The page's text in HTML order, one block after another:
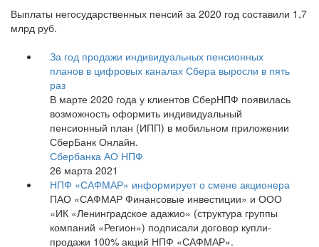
Выплаты негосударственных пенсий за 2020 год составили 1,7
млрд руб.
За год продажи индивидуальных пенсионных
планов в цифровых каналах Сбера выросли в пять
раз
В марте 2020 года у клиентов СберНПФ появилась
возможность оформить индивидуальный
пенсионный план (ИПП) в мобильном приложении
СберБанк Онлайн.
Сбербанка АО НПФ
26 марта 2021
НПФ «САФМАР» информирует о смене акционера
ПАО «САФМАР Финансовые инвестиции» и ООО
«ИК «Ленинградское адажио» (структура группы
компаний «Регион») подписали договор купли-
продажи 100% акций НПФ «САФМАР».